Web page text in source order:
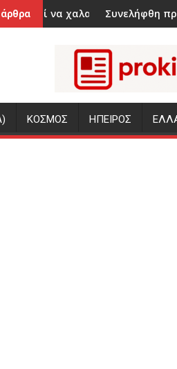
τρεις ΜΚΟ
το dress code;
Συνελήφθη πρώην κυβερνήτης
ΚΟΣΜΟΣ ΗΠΕΙΡΟΣ